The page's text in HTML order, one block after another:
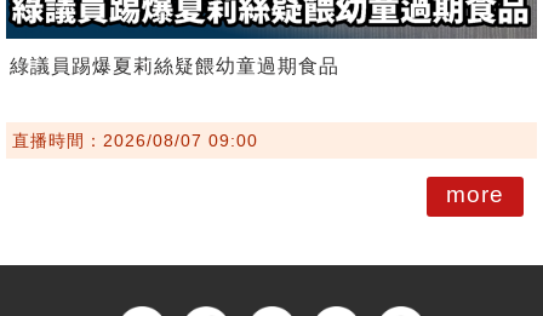
綠議員踢爆夏莉絲疑餵幼童過期食品
直播時間：2026/08/07 09:00
more